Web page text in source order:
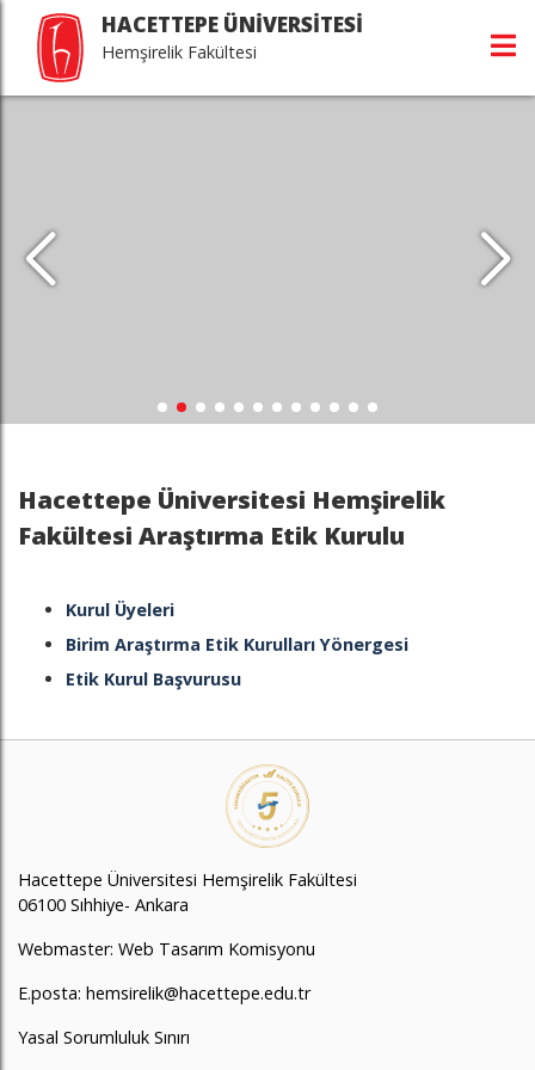
HACETTEPE ÜNİVERSİTESİ
Hemşirelik Fakültesi
Hacettepe Üniversitesi Hemşirelik
Fakültesi Araştırma Etik Kurulu
Kurul Üyeleri
Birim Araştırma Etik Kurulları Yönergesi
Etik Kurul Başvurusu
Hacettepe Üniversitesi Hemşirelik Fakültesi
06100 Sıhhiye- Ankara
Webmaster: Web Tasarım Komisyonu
E.posta: hemsirelik@hacettepe.edu.tr
Yasal Sorumluluk Sınırı